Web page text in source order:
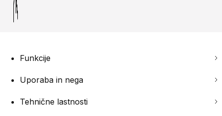
Funkcije
Uporaba in nega
Tehnične lastnosti